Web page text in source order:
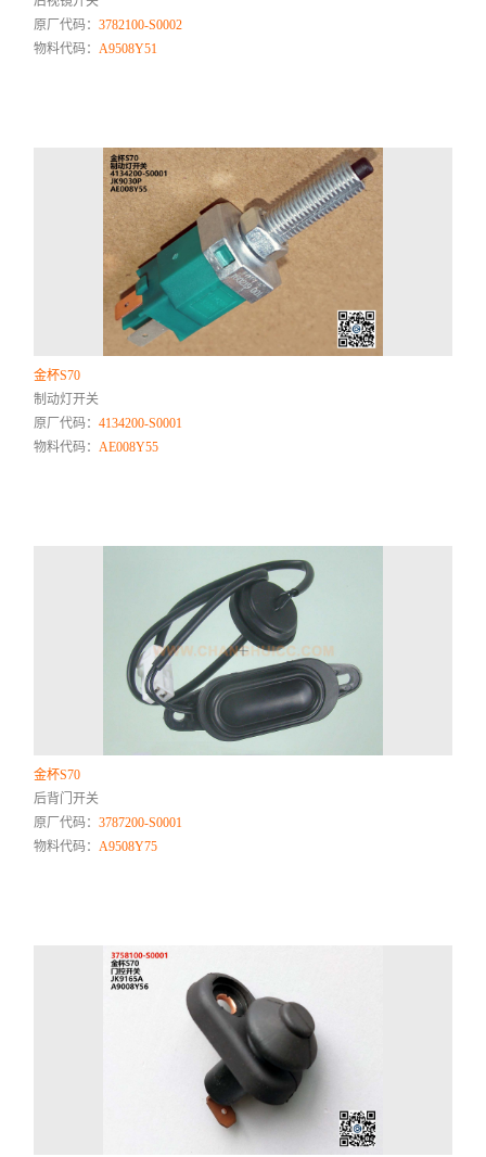
原厂代码：3782100-S0002
物料代码： A9508Y51
金杯S70
制动灯开关
原厂代码：4134200-S0001
物料代码：AE008Y55
金杯S70
后背门开关
原厂代码：3787200-S0001
物料代码：A9508Y75